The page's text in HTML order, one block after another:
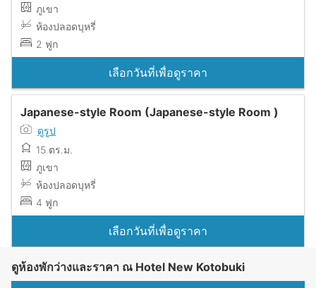
ภูเขา
ห้องปลอดบุหรี่
2 ฟูก
เลือกวันที่เพื่อดูราคา
Japanese-style Room (Japanese-style Room )
ดูรูป
15 ตร.ม.
ภูเขา
ห้องปลอดบุหรี่
4 ฟูก
เลือกวันที่เพื่อดูราคา
ดูห้องพักว่างและราคา ณ Hotel New Kotobuki